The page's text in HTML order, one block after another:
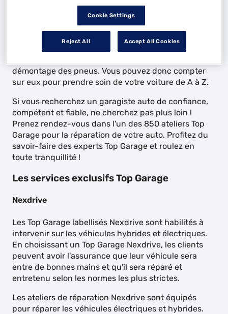
aux normes et aux spécifications du fabricant.
Les garagistes de Top Garage proposent également
un large éventail de prestations, tels que la vidange,
la révision constructeur, le changement de disques
démontage des pneus. Vous pouvez donc compter
sur eux pour prendre soin de votre voiture de A à Z.
Si vous recherchez un garagiste auto de confiance,
compétent et fiable, ne cherchez pas plus loin !
Prenez rendez-vous dans l'un des 850 ateliers Top
Garage pour la réparation de votre auto. Profitez du
savoir-faire des experts Top Garage et roulez en
toute tranquillité !
Les services exclusifs Top Garage
Nexdrive
Les Top Garage labellisés Nexdrive sont habilités à
intervenir sur les véhicules hybrides et électriques.
En choisissant un Top Garage Nexdrive, les clients
peuvent avoir l'assurance que leur véhicule sera
entre de bonnes mains et qu'il sera réparé et
entretenu selon les normes les plus strictes.
Les ateliers de réparation Nexdrive sont équipés
pour réparer les véhicules électriques et hybrides.
Cookie Settings
Reject All Accept All Cookies